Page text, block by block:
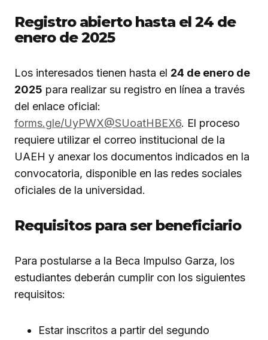
Registro abierto hasta el 24 de
enero de 2025
Los interesados tienen hasta el 24 de enero de
2025 para realizar su registro en línea a través
del enlace oficial:
forms.gle/UyPWX@SUoatHBEX6. El proceso
requiere utilizar el correo institucional de la
UAEH y anexar los documentos indicados en la
convocatoria, disponible en las redes sociales
oficiales de la universidad.
Requisitos para ser beneficiario
Para postularse a la Beca Impulso Garza, los
estudiantes deberán cumplir con los siguientes
requisitos:
Estar inscritos a partir del segundo